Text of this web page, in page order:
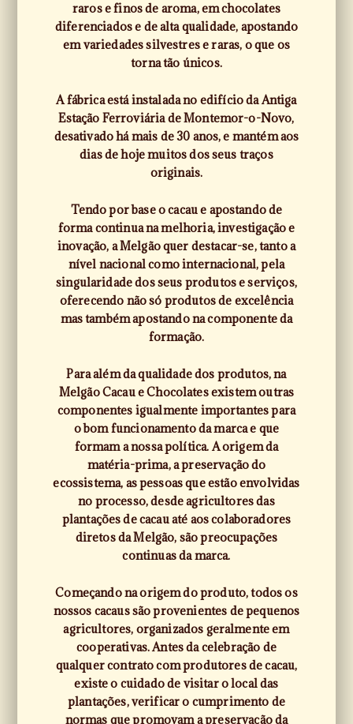
raros e finos de aroma, em chocolates
diferenciados e de alta qualidade, apostando
em variedades silvestres e raras, o que os
torna tão únicos.
A fábrica está instalada no edifício da Antiga
Estação Ferroviária de Montemor-o-Novo,
desativado há mais de 30 anos, e mantém aos
dias de hoje muitos dos seus traços
originais.
Tendo por base o cacau e apostando de
forma continua na melhoria, investigação e
inovação, a Melgão quer destacar-se, tanto a
nível nacional como internacional, pela
singularidade dos seus produtos e serviços,
oferecendo não só produtos de excelência
mas também apostando na componente da
formação.
Para além da qualidade dos produtos, na
Melgão Cacau e Chocolates existem outras
componentes igualmente importantes para
o bom funcionamento da marca e que
formam a nossa política. A origem da
matéria-prima, a preservação do
ecossistema, as pessoas que estão envolvidas
no processo, desde agricultores das
plantações de cacau até aos colaboradores
diretos da Melgão, são preocupações
continuas da marca.
Começando na origem do produto, todos os
nossos cacaus são provenientes de pequenos
agricultores, organizados geralmente em
cooperativas. Antes da celebração de
qualquer contrato com produtores de cacau,
existe o cuidado de visitar o local das
plantações, verificar o cumprimento de
normas que promovam a preservação da